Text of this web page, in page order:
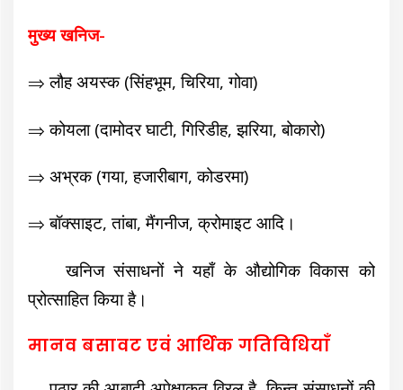
मुख्य खनिज-
⇒ लौह अयस्क (सिंहभूम, चिरिया, गोवा)
⇒ कोयला (दामोदर घाटी, गिरिडीह, झरिया, बोकारो)
⇒ अभ्रक (गया, हजारीबाग, कोडरमा)
⇒ बॉक्साइट, तांबा, मैंगनीज, क्रोमाइट आदि।
खनिज संसाधनों ने यहाँ के औद्योगिक विकास को
प्रोत्साहित किया है।
मानव बसावट एवं आर्थिक गतिविधियाँ